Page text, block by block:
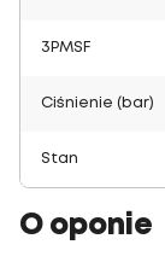
3PMSF
Ciśnienie (bar)
Stan
O oponie